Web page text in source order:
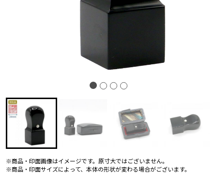
※商品・印面画像はイメージです。原寸大ではございません。
※商品・印面サイズによって、本体の形状が変わる場合がございます。